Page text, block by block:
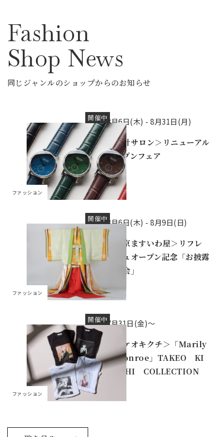
Fashion
Shop News
同じジャンルのショップからのお知らせ
開催中
ファッション
8月6日(木) -8月31日(月)
＜時計サロン＞リニューアル
オープンフェア
開催中
ファッション
8月6日(木) -8月9日(日)
＜東京ますいわ屋＞リフレ
ッシュオープン記念「お披露
目の会」
開催中
ファッション
7月31日(金)～
＜タケオキクチ＞「Marily
n Monroe」TAKEO KI
KUCHI COLLECTION